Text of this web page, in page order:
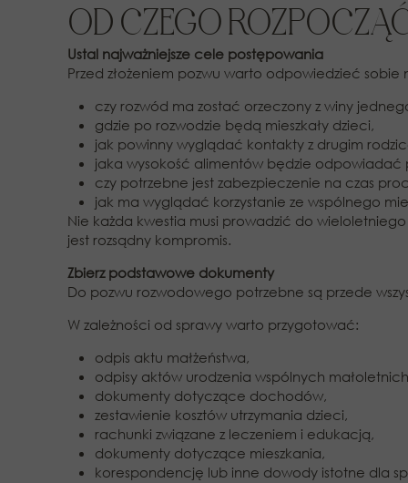
OD CZEGO
Ustal najważniejsze cele postępowania
Przed złożeniem pozwu warto odpowiedzieć
czy rozwód ma zostać orzeczony z winy
gdzie po rozwodzie będą mieszkały dzieci,
jak powinny wyglądać kontakty z drugim
jaka wysokość alimentów będzie odpowiadać
czy potrzebne jest zabezpieczenie na czas
jak ma wyglądać korzystanie ze wspólnego
Nie każda kwestia musi prowadzić do
jest rozsądny kompromis.
Zbierz podstawowe dokumenty
Do pozwu rozwodowego potrzebne są przede
W zależności od sprawy warto przygotować:
odpis aktu małżeństwa,
odpisy aktów urodzenia wspólnych
dokumenty dotyczące dochodów,
zestawienie kosztów utrzymania dzieci,
rachunki związane z leczeniem i edukacją,
dokumenty dotyczące mieszkania,
korespondencję lub inne dowody istotne dla